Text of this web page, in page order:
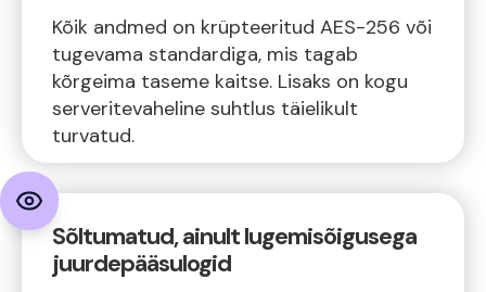
Kõik andmed on krüpteeritud AES-256 või
tugevama standardiga, mis tagab
kõrgeima taseme kaitse. Lisaks on kogu
serveritevaheline suhtlus täielikult
turvatud.
Sõltumatud, ainult lugemisõigusega
juurdepääsulogid